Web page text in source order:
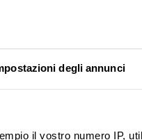
degli annunci
il vostro numero IP,